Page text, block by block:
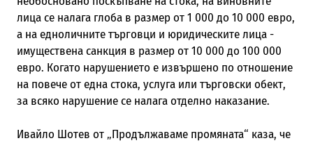
лица се налага глоба в размер от 1 000 до 10 000 евро,
а на едноличните търговци и юридическите лица -
имуществена санкция в размер от 10 000 до 100 000
евро. Когато нарушението е извършено по отношение
на повече от една стока, услуга или търговски обект,
за всяко нарушение се налага отделно наказание.
Ивайло Шотев от „Продължаваме промяната“ каза, че